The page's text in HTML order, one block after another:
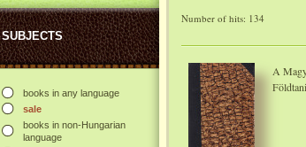
SUBJECTS
books in any language
sale
books in non-Hungarian
language
Number of hits: 134
A